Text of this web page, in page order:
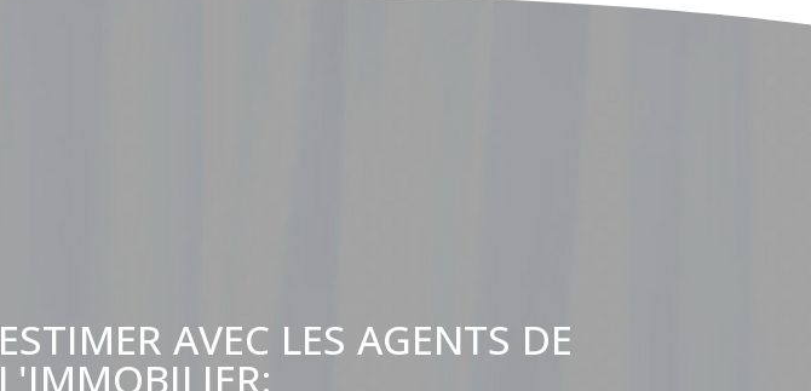
ESTIMER AVEC LES AGENTS DE
L'IMMOBILIER: